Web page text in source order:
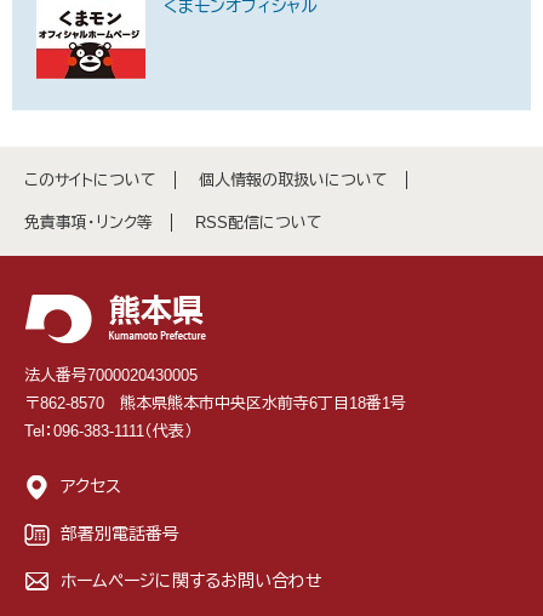
くまモンオフィシャル
このサイトについて 個人情報の取扱いについて
免責事項・リンク等 RSS配信について
法人番号7000020430005
〒862-8570 熊本県熊本市中央区水前寺6丁目18番1号
Tel：096-383-1111（代表）
アクセス
部署別電話番号
ホームページに関するお問い合わせ